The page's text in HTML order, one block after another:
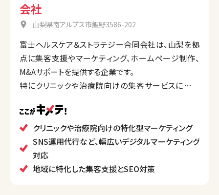
会社
山梨県南アルプス市飯野3586-202
富士ヘルスケア＆ストラテジー合同会社は、山梨を拠
点に集客支援やマーケティング、ホームページ制作、
M&Aサポートを提供する企業です。
特にクリニックや治療院向けの集客サービスに注力
などを活用し、新規集客や事業成長を支援。また、多業
種の事業開発や事業再生もサポートし、地方や東京へ
の進出も支援します。
クリニックや治療院向けの特化型マーケティング
SNS運用代行など、幅広いデジタルマーケティング
対応
地域に特化した集客支援とSEO対策